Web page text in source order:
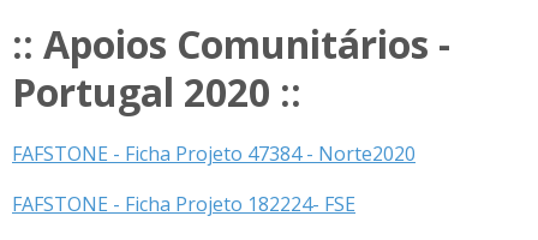
:: Apoios Comunitários -
Portugal 2020 ::
FAFSTONE - Ficha Projeto 47384 - Norte2020
FAFSTONE - Ficha Projeto 182224- FSE